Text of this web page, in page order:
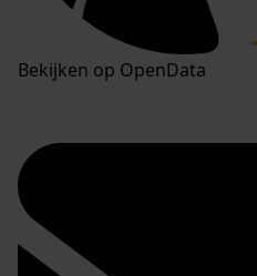
Bekijken op OpenData